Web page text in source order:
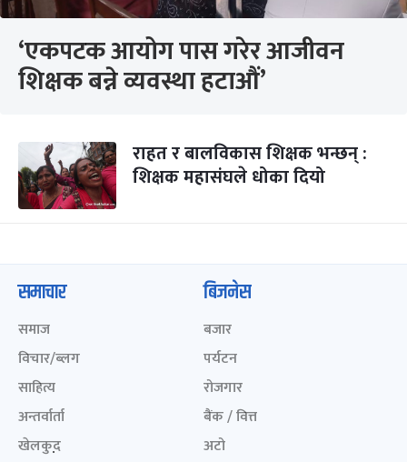
‘एकपटक आयोग पास गरेर आजीवन
शिक्षक बन्ने व्यवस्था हटाऔं’
राहत र बालविकास शिक्षक भन्छन् :
शिक्षक महासंघले धोका दियो
समाचार
समाज
विचार/ब्लग
साहित्य
अन्तर्वार्ता
खेलकुद़़
बिजनेस
बजार
पर्यटन
रोजगार
बैंक / वित्त
अटो